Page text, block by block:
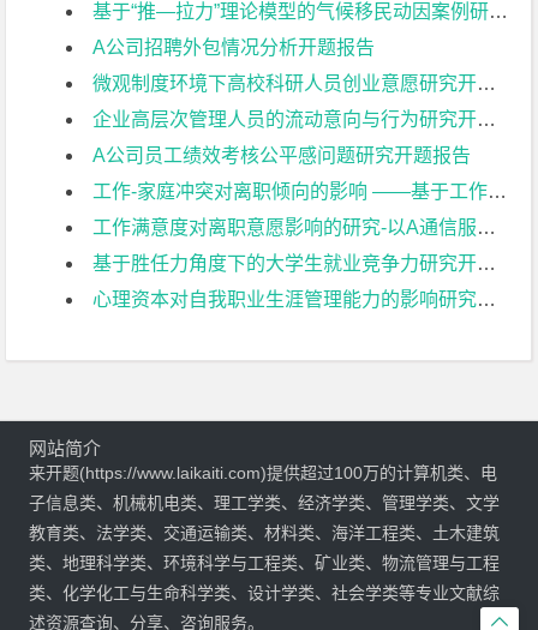
基于“推—拉力”理论模型的气候移民动因案例研究开题报告
A公司招聘外包情况分析开题报告
微观制度环境下高校科研人员创业意愿研究开题报告
企业高层次管理人员的流动意向与行为研究开题报告
A公司员工绩效考核公平感问题研究开题报告
工作-家庭冲突对离职倾向的影响 ——基于工作倦怠的中介作用开题报告
工作满意度对离职意愿影响的研究-以A通信服务企业为例开题报告
基于胜任力角度下的大学生就业竞争力研究开题报告
心理资本对自我职业生涯管理能力的影响研究——以大学生为例开题报告

网站简介
来开题(https://www.laikaiti.com)提供超过100万的计算机类、电
子信息类、机械机电类、理工学类、经济学类、管理学类、文学
教育类、法学类、交通运输类、材料类、海洋工程类、土木建筑
类、地理科学类、环境科学与工程类、矿业类、物流管理与工程
类、化学化工与生命科学类、设计学类、社会学类等专业文献综
述资源查询、分享、咨询服务。